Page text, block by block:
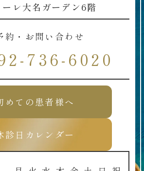
ーレ大名ガーデン6階
約・お問い合わせ
736-6020
めての患者様へ
診日カレンダー